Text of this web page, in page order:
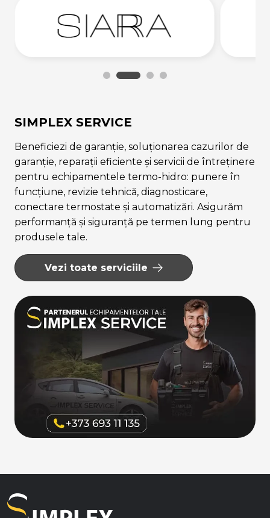
SIMPLEX SERVICE
Beneficiezi de garanție, soluționarea cazurilor de
garanție, reparații eficiente și servicii de întreținere
pentru echipamentele termo-hidro: punere în
funcțiune, revizie tehnică, diagnosticare,
conectare termostate și automatizări. Asigurăm
performanță și siguranță pe termen lung pentru
produsele tale.
Vezi toate serviciile